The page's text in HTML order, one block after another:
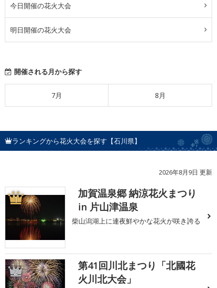
今日開催の花火大会
明日開催の花火大会
開催される月から探す
7月 8月
ランキングから花火大会を探す【石川県】
2026年8月9日 更新
1
加賀温泉郷 納涼花火まつり
in 片山津温泉
柴山潟湖上に連夜鮮やかな花火が咲き誇る
2
第41回川北まつり「北國花
火川北大会」